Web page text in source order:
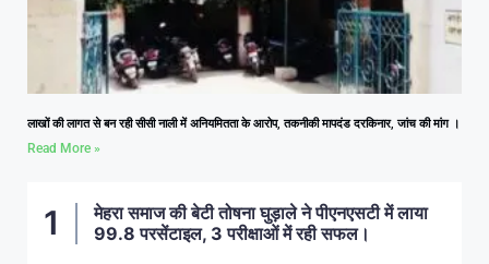
लाखों की लागत से बन रही सीसी नाली में अनियमितता के आरोप, तकनीकी मापदंड दरकिनार, जांच की मांग ।
Read More »
मेहरा समाज की बेटी तोषना घुड़ाले ने पीएनएसटी में लाया
99.8 परसेंटाइल, 3 परीक्षाओं में रही सफल।